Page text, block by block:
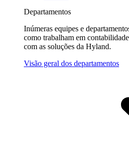
Departamentos
Inúmeras equipes e
como trabalham em
com as soluções da Hyland.
Visão geral dos departamentos